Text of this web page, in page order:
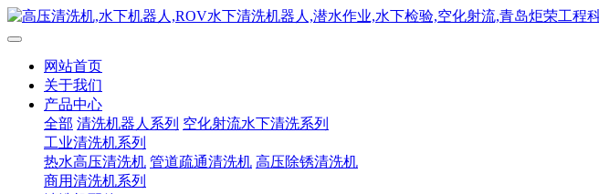
网站首页
关于我们
产品中心
全部 清洗机器人系列 空化射流水下清洗系列
工业清洗机系列
热水高压清洗机 管道疏通清洗机 高压除锈清洗机
商用清洗机系列